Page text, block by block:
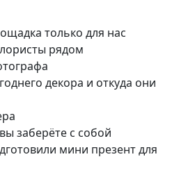
только для нас
рядом
декора и откуда они
заберёте с собой
мини презент для